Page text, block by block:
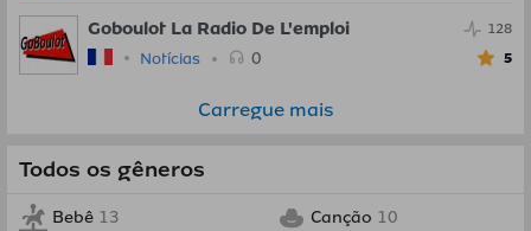
Goboulot La Radio De L'emploi
Notícias 0
128
5
Carregue mais
Todos os gêneros
Bebê 13 Canção 10